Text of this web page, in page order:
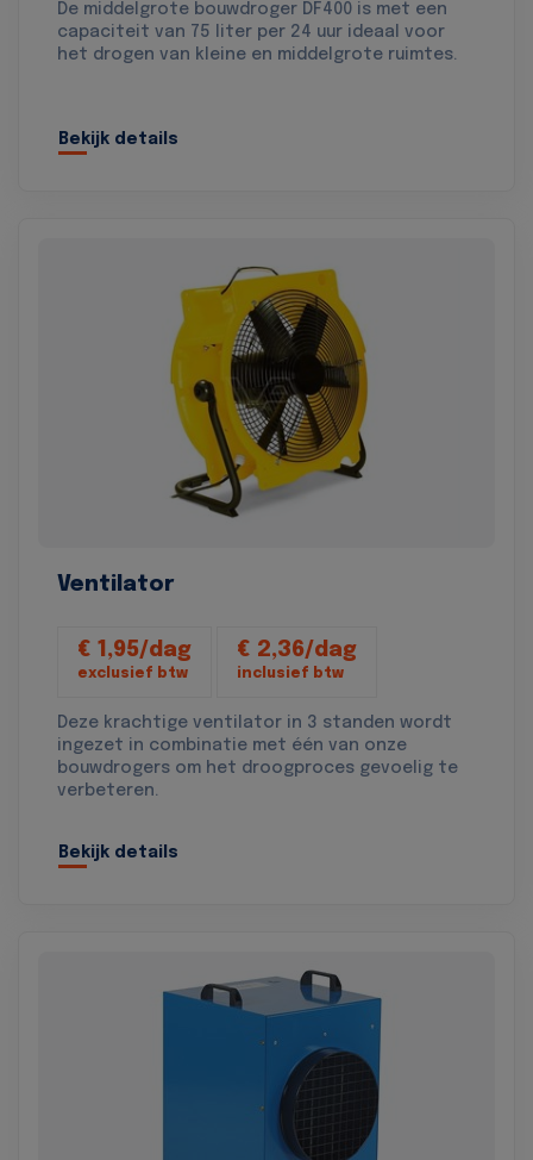
De middelgrote bouwdroger DF400 is met een
capaciteit van 75 liter per 24 uur ideaal voor
het drogen van kleine en middelgrote ruimtes.
Bekijk details
Ventilator
€ 1,95/dag
exclusief btw
€ 2,36/dag
inclusief btw
Deze krachtige ventilator in 3 standen wordt
ingezet in combinatie met één van onze
bouwdrogers om het droogproces gevoelig te
verbeteren.
Bekijk details